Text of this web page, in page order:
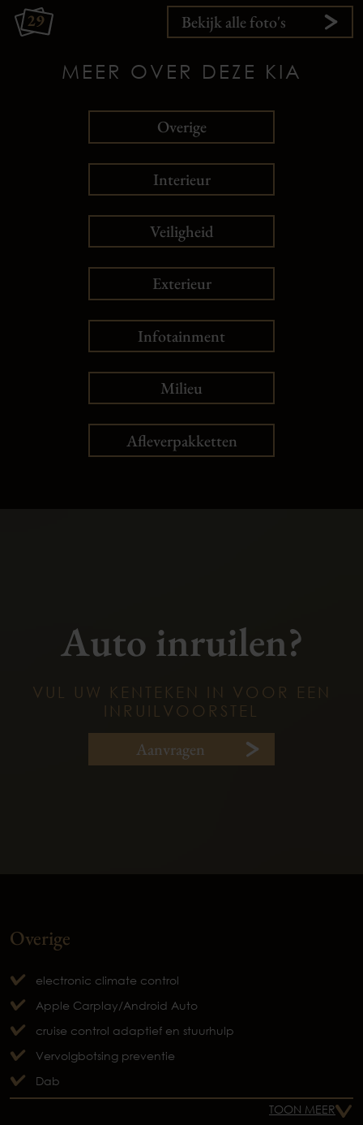
29 Bekijk alle foto's
MEER OVER DEZE KIA
Overige
Interieur
Veiligheid
Exterieur
Infotainment
Milieu
Afleverpakketten
Auto inruilen?
VUL UW KENTEKEN IN VOOR EEN
INRUILVOORSTEL
Aanvragen
Overige
electronic climate control
Apple Carplay/Android Auto
cruise control adaptief en stuurhulp
Vervolgbotsing preventie
Dab
TOON MEER